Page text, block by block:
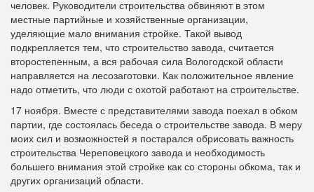
человек. Руководители строительства обвиняют в этом
местные партийные и хозяйственные организации,
уделяющие мало внимания стройке. Такой вывод
подкрепляется тем, что строительство завода, считается
второстепенным, а вся рабочая сила Вологодской области
направляется на лесозаготовки. Как положительное явление
надо отметить, что люди с охотой работают на строительстве.
17 ноября. Вместе с представителями завода поехал в обком
партии, где состоялась беседа о строительстве завода. В меру
моих сил и возможностей я постарался обрисовать важность
строительства Череповецкого завода и необходимость
большего внимания этой стройке как со стороны обкома, так и
других организаций области.